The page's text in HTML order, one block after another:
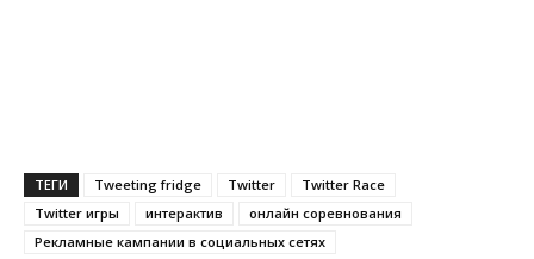
ТЕГИ Tweeting fridge Twitter
Twitter Race
Twitter игры
интерактив
онлайн соревнования
Рекламные кампании в социальных сетях